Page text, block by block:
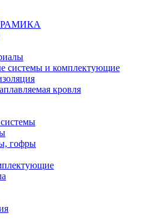
системы и комплектующие
кровля
гофры